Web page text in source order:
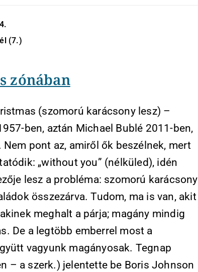
(7.)
zónában
(szomorú karácsony lesz) –
ben, aztán Michael Bublé 2011-ben,
pont az, amiről ők beszélnek, mert
„without you” (nélküled), idén
lesz a probléma: szomorú karácsony
összezárva. Tudom, ma is van, akit
meghalt a párja; magány mindig
De a legtöbb emberrel most a
vagyunk magányosak. Tegnap
– a szerk.) jelentette be Boris Johnson